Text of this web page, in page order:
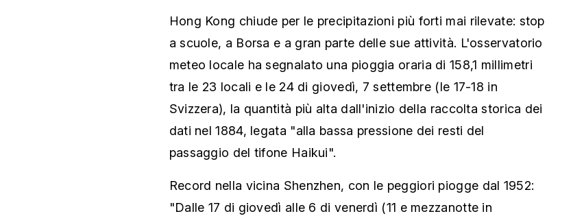
Hong Kong chiude per le precipitazioni più forti mai rilevate: stop
a scuole, a Borsa e a gran parte delle sue attività. L'osservatorio
meteo locale ha segnalato una pioggia oraria di 158,1 millimetri
tra le 23 locali e le 24 di giovedì, 7 settembre (le 17-18 in
Svizzera), la quantità più alta dall'inizio della raccolta storica dei
dati nel 1884, legata "alla bassa pressione dei resti del
passaggio del tifone Haikui".
Record nella vicina Shenzhen, con le peggiori piogge dal 1952:
"Dalle 17 di giovedì alle 6 di venerdì (11 e mezzanotte in